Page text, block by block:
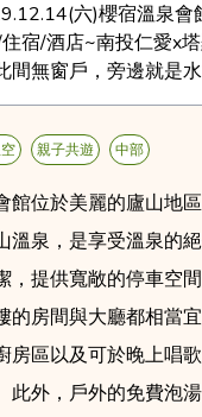
六)櫻宿溫泉會
宿/酒店~南投仁愛x塔
間無窗戶，旁邊就是水
親子共遊 中部
館位於美麗的廬山地
溫泉，是享受溫泉的
，提供寬敞的停車空
的房間與大廳都相當
房區以及可於晚上唱
此外，戶外的免費泡